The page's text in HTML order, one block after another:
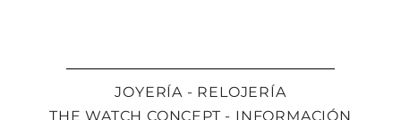
JOYERÍA - RELOJERÍA
THE WATCH CONCEPT - INFORMACIÓN